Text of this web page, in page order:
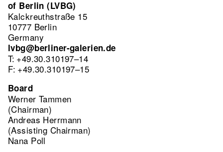
of Berlin (LVBG)
Kalckreuthstraße 15
10777 Berlin
Germany
lvbg@berliner-galerien.de
T: +49.30.310197–14
F: +49.30.310197–15
Board
Werner Tammen
(Chairman)
Andreas Herrmann
(Assisting Chairman)
Nana Poll